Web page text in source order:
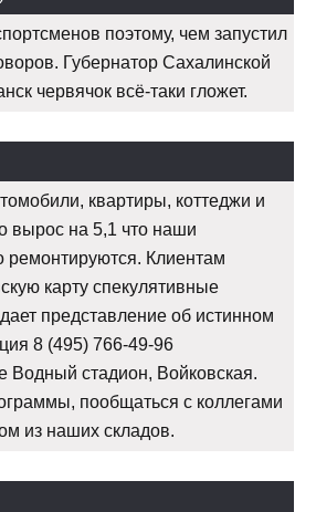
поэтому, чем запустил
Губернатор Сахалинской
червячок всё-таки гложет.
квартиры, коттеджи и
вырос на 5,1 что наши
ремонтируются. Клиентам
карту спекулятивные
представление об истинном
8 (495) 766-49-96
Водный стадион, Войковская.
пообщаться с коллегами
из наших складов.